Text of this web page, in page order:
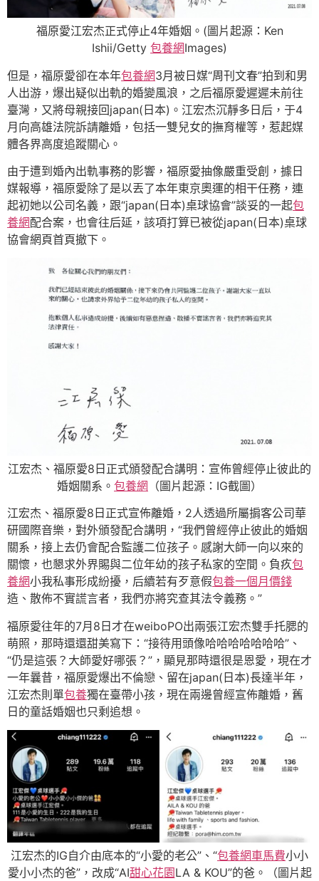
福原愛江宏杰正式停止4年婚姻。(圖片起源：Ken
Ishii/Getty 包養網Images)
但是，福原愛卻在本年包養網3月被日媒“周刊文春”拍到和男
人出游，爆出疑似出軌的婚變風浪，之后福原愛遲遲未前往
臺灣，又將母親接回japan(日本)。江宏杰沉靜多日后，于4
月向高雄法院訴請離婚，包括一雙兒女的撫育權等，惹起媒
體各界高度追蹤關心。
由于遭到婚內出軌事務的影響，福原愛抽像嚴重受創，據日
媒報導，福原愛除了是以丟了本年東京奧運的相干任務，連
起初她以公司名義，跟“japan(日本)桌球協會”談妥的一起包
養網配合案，也會往后延，該項打算已被從japan(日本)桌球
協會網頁首頁撤下。
江宏杰、福原愛8日正式頒發配合講明：宣佈曾經停止彼此的
婚姻關系。 包養網 （圖片起源：IG截圖）
江宏杰、福原愛8日正式宣佈離婚，2人透過所屬掮客公司華
研國際音樂，對外頒發配合講明，“我們曾經停止彼此的婚姻
關系，接上去仍會配合監護二位孩子。感謝大師一向以來的
關懷，也懇求外界賜與二位年幼的孩子私家的空間。負疚包
養網小我私事形成紛擾，后續若有歹意假包養一個月價錢
造、散佈不實謊言者，我們亦將究查其法令義務。”
福原愛往年的7月8日才在weiboPO出兩張江宏杰雙手托腮的
萌照，那時還還甜美寫下：“接待用頭像哈哈哈哈哈哈哈”、
“仍是這張？大師愛好哪張？”，顯見那時還很是恩愛，現在才
一年曩昔，福原愛爆出不倫戀、留在japan(日本)長達半年，
江宏杰則單包養獨在臺帶小孩，現在兩邊曾經宣佈離婚，舊
日的童話婚姻也只剩追想。
江宏杰的IG自介由底本的“小愛的老公”、“包養網車馬費小小
愛小小杰的爸”，改成“AI甜心花園LA & KOU”的爸。（圖片起